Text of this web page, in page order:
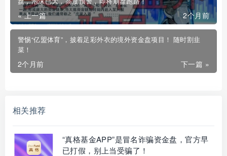
« 上一篇 2个月前
警惕“亿盟体育”，披着足彩外衣的境外资金盘项目！ 随时割韭
菜！
下一篇 »
2个月前
相关推荐
“真格基金APP”是冒名诈骗资金盘，官方早
已打假，别上当受骗了！